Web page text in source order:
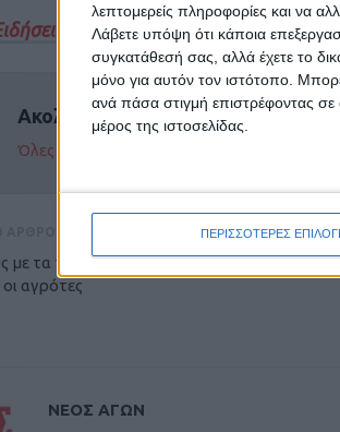
λεπτομερείς πληροφορίες και να
Λάβετε υπόψη ότι κάποια
συγκατάθεσή σας, αλλά έχετε το
μόνο για αυτόν τον ιστότοπο.
ανά πάσα στιγμή επιστρέφοντας
μέρος της ιστοσελίδας.
ΠΕΡΙΣΣΟΤΕΡΕΣ
Σήμερα
Ακολούθησε την εφημερίδα
Όλες οι εξελίξεις στην περιοχή της
με τα τρακτέρ στις 4
αγρότες
ΝΕΟΣ ΑΓΩΝ